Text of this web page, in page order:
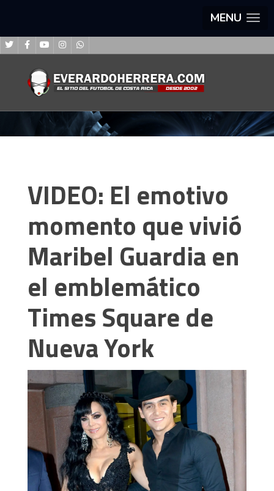
MENU
VIDEO: El emotivo
momento que vivió
Maribel Guardia en
el emblemático
Times Square de
Nueva York